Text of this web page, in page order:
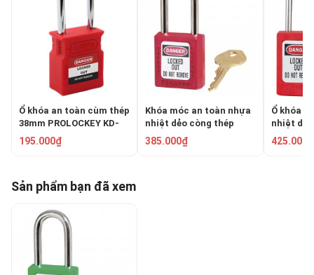
Ổ khóa an toàn cùm thép
38mm PROLOCKEY KD-
CP38S-RED
195.000₫
Khóa móc an toàn nhựa
nhiệt dẻo còng thép
6mm Master Lock
410RED
385.000₫
Ổ khóa
nhiệt
38mm
S31RED
425.000₫
Sản phẩm bạn đã xem